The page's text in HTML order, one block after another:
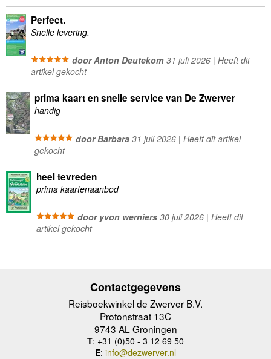
Perfect.
Snelle levering.
door Anton Deutekom31 juli 2026 | Heeft dit
artikel gekocht
prima kaart en snelle service van De Zwerver
handig
door Barbara31 juli 2026 | Heeft dit artikel
gekocht
heel tevreden
prima kaartenaanbod
door yvon werniers30 juli 2026 | Heeft dit
artikel gekocht
Contactgegevens
Reisboekwinkel de Zwerver B.V.
Protonstraat 13C
9743 AL Groningen
T: +31 (0)50 - 3 12 69 50
E: info@dezwerver.nl